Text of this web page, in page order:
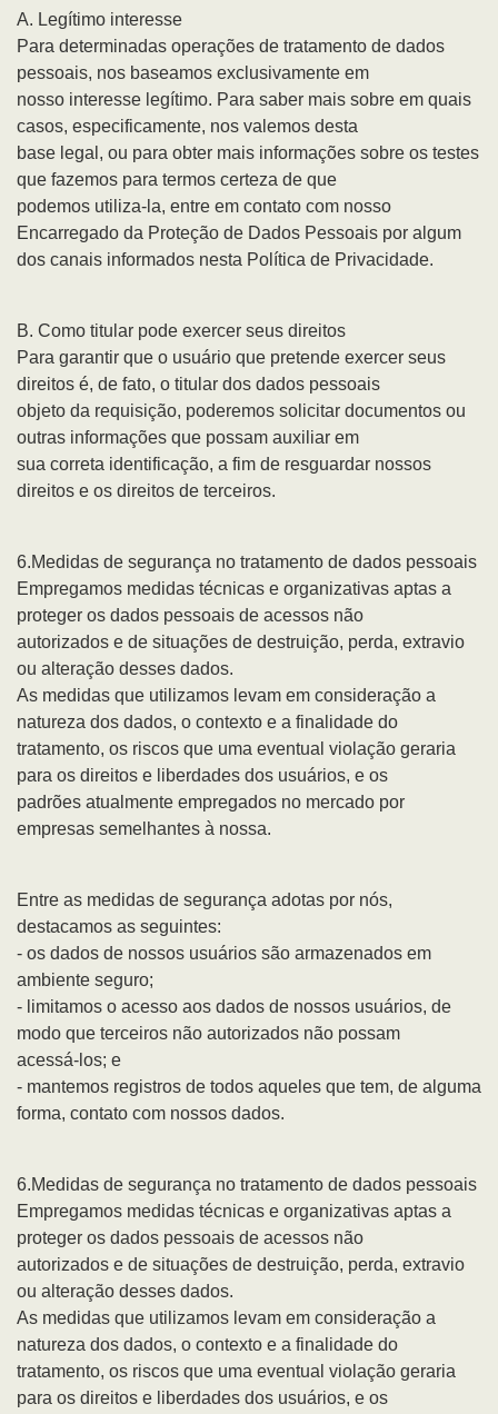
A. Legítimo interesse
Para determinadas operações de tratamento de dados
pessoais, nos baseamos exclusivamente em
nosso interesse legítimo. Para saber mais sobre em quais
casos, especificamente, nos valemos desta
base legal, ou para obter mais informações sobre os testes
que fazemos para termos certeza de que
podemos utiliza-la, entre em contato com nosso
Encarregado da Proteção de Dados Pessoais por algum
dos canais informados nesta Política de Privacidade.
B. Como titular pode exercer seus direitos
Para garantir que o usuário que pretende exercer seus
direitos é, de fato, o titular dos dados pessoais
objeto da requisição, poderemos solicitar documentos ou
outras informações que possam auxiliar em
sua correta identificação, a fim de resguardar nossos
direitos e os direitos de terceiros.
6.Medidas de segurança no tratamento de dados pessoais
Empregamos medidas técnicas e organizativas aptas a
proteger os dados pessoais de acessos não
autorizados e de situações de destruição, perda, extravio
ou alteração desses dados.
As medidas que utilizamos levam em consideração a
natureza dos dados, o contexto e a finalidade do
tratamento, os riscos que uma eventual violação geraria
para os direitos e liberdades dos usuários, e os
padrões atualmente empregados no mercado por
empresas semelhantes à nossa.
Entre as medidas de segurança adotas por nós,
destacamos as seguintes:
- os dados de nossos usuários são armazenados em
ambiente seguro;
- limitamos o acesso aos dados de nossos usuários, de
modo que terceiros não autorizados não possam
acessá-los; e
- mantemos registros de todos aqueles que tem, de alguma
forma, contato com nossos dados.
6.Medidas de segurança no tratamento de dados pessoais
Empregamos medidas técnicas e organizativas aptas a
proteger os dados pessoais de acessos não
autorizados e de situações de destruição, perda, extravio
ou alteração desses dados.
As medidas que utilizamos levam em consideração a
natureza dos dados, o contexto e a finalidade do
tratamento, os riscos que uma eventual violação geraria
para os direitos e liberdades dos usuários, e os